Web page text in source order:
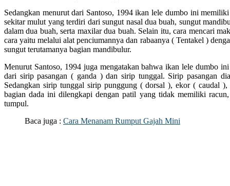
Sedangkan menurut dari Santoso, 1994 ikan lele dumbo ini
sekitar mulut yang terdiri dari sungut nasal dua buah, sungut
dalam dua buah, serta maxilar dua buah. Selain itu, cara mencari
cara yaitu melalui alat penciumannya dan rabaanya ( Tentakel )
sungut terutamanya bagian mandibulur.
Menurut Santoso, 1994 juga mengatakan bahwa ikan lele dumbo
dari sirip pasangan ( ganda ) dan sirip tunggal. Sirip pasangan
Sedangkan sirip tunggal sirip punggung ( dorsal ), ekor ( caudal
bagian dada ini dilengkapi dengan patil yang tidak memiliki
tumpul.
Baca juga : Cara Menanam Rumput Gajah Mini